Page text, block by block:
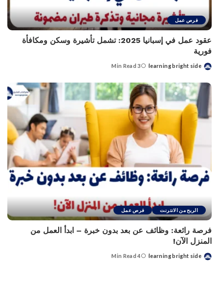
فرص عمل
عقود عمل في إسبانيا 2025: تشمل تأشيرة وسكن ومكافأة
فورية
Posted
learning bright side
3 Min Read
الربح من الانترنت فرص عمل
فرصة رائعة: وظائف عن بعد بدون خبرة – ابدأ العمل من
المنزل الآن!
Posted
learning bright side
4 Min Read